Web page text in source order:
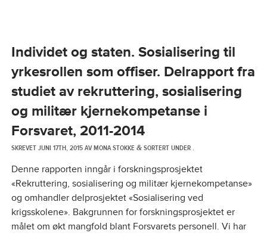
Individet og staten. Sosialisering til
yrkesrollen som offiser. Delrapport fra
studiet av rekruttering, sosialisering
og militær kjernekompetanse i
Forsvaret, 2011-2014
SKREVETJUNI 17TH, 2015AVMONA STOKKE &SORTERT UNDER .
Denne rapporten inngår i forskningsprosjektet
«Rekruttering, sosialisering og militær kjernekompetanse»
og omhandler delprosjektet «Sosialisering ved
krigsskolene». Bakgrunnen for forskningsprosjektet er
målet om økt mangfold blant Forsvarets personell. Vi har